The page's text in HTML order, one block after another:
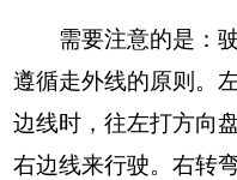
需要注意的是：驶
遵循走外线的原则。
边线时，往左打方向
右边线来行驶。右转